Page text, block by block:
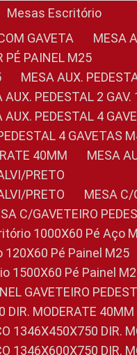
Mesas Escritório
GAVETA
PÉ PAINEL M25
MESA AUX.
AUX. PEDESTAL 2
AUX. PEDESTAL 4
PEDESTAL 4 GAVETAS
40MM
MESA
PRETO
PRETO
MESA
C/GAVETEIRO
1000X60 Pé Aço
120X60 Pé Painel M25
1500X60 Pé Painel
GAVETEIRO
DIR. MODERATE 40MM
1346X450X750 DIR.
1346X600X750 DIR.